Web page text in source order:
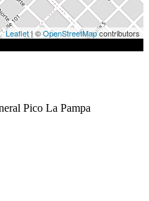
Leaflet| ©OpenStreetMapcontributors
Pico La Pampa